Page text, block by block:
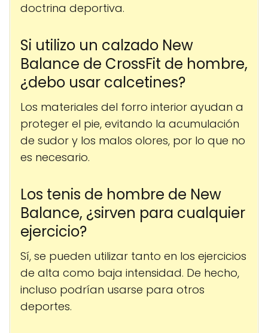
doctrina deportiva.
Si utilizo un calzado New
Balance de CrossFit de hombre,
¿debo usar calcetines?
Los materiales del forro interior ayudan a
proteger el pie, evitando la acumulación
de sudor y los malos olores, por lo que no
es necesario.
Los tenis de hombre de New
Balance, ¿sirven para cualquier
ejercicio?
Sí, se pueden utilizar tanto en los ejercicios
de alta como baja intensidad. De hecho,
incluso podrían usarse para otros
deportes.